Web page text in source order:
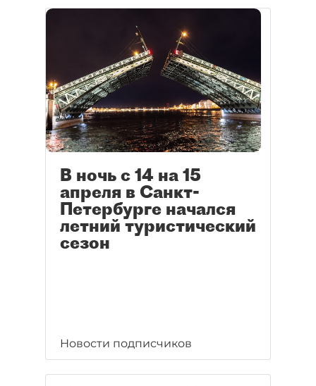
В ночь с 14 на 15
апреля в Санкт-
Петербурге начался
летний туристический
сезон
Новости подписчиков